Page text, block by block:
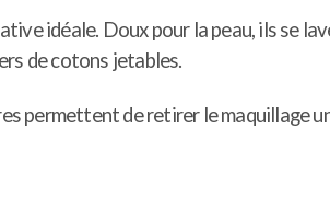
idéale. Doux pour la peau, ils se
de cotons jetables.
permettent de retirer le maquillage